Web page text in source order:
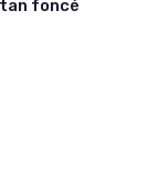
tan foncé